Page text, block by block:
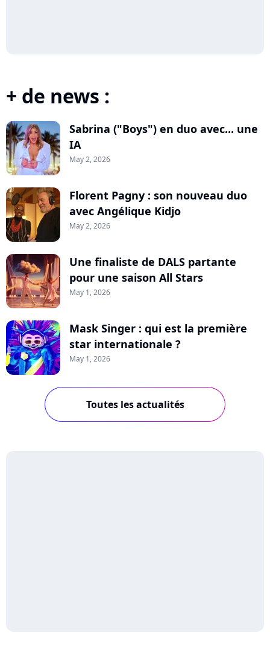
+ de news :
Sabrina ("Boys") en duo avec... une
IA
May 2, 2026
Florent Pagny : son nouveau duo
avec Angélique Kidjo
May 2, 2026
Une finaliste de DALS partante
pour une saison All Stars
May 1, 2026
Mask Singer : qui est la première
star internationale ?
May 1, 2026
Toutes les actualités